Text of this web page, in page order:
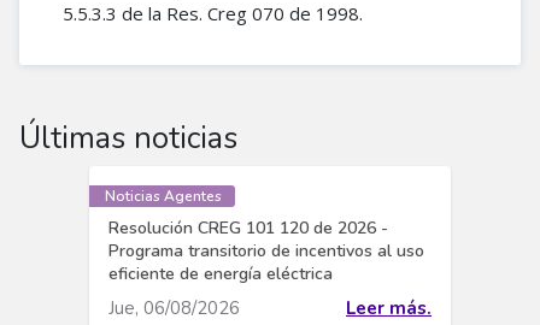
5.5.3.3 de la Res. Creg 070 de 1998.
Últimas noticias
Noticias Agentes
Resolución CREG 101 120 de 2026 -
Programa transitorio de incentivos al uso
eficiente de energía eléctrica
Jue, 06/08/2026 Leer más.